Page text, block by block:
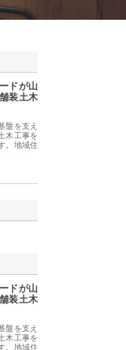
ドが山
装土木
盤を支え
木工事を
。地域住
ドが山
装土木
盤を支え
木工事を
。地域住